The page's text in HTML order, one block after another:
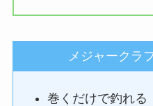
メジャークラ
巻くだけで釣れる